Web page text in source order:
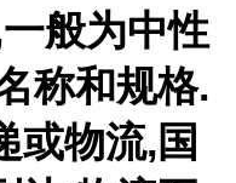
般为中性
称和规格.
或物流,国